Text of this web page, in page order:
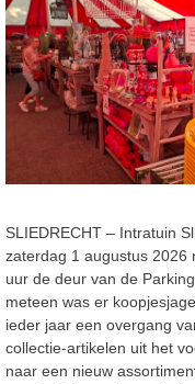
SLIEDRECHT – Intratuin
zaterdag 1 augustus 2026
uur de deur van de
meteen was er
ieder jaar een overgang
collectie-artikelen uit het
naar een nieuw